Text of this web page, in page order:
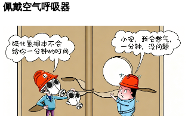
佩戴空气呼吸器